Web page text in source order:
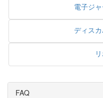
電子ジ
ディス
FAQ